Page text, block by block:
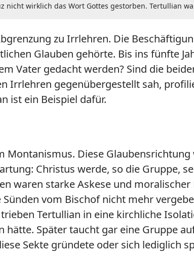
nicht wirklich das Wort Gottes gestorben. Tertullian
zu Irrlehren. Die
Glauben gehörte. Bis ins fünfte
Vater gedacht werden? Sind die
Irrlehren gegenübergestellt sah,
ist ein Beispiel dafür.
Montanismus. Diese
Christus werde, so die Gruppe,
waren starke Askese und
vom Bischof nicht mehr
Tertullian in eine kirchliche
Später taucht gar eine Gruppe
Sekte gründete oder sich lediglich